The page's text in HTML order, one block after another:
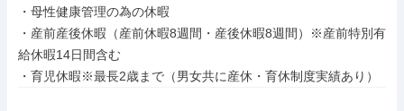
・母性健康管理の為の休暇
・産前産後休暇（産前休暇8週間・産後休暇8週間）※産前特別有
給休暇14日間含む
・育児休暇※最長2歳まで（男女共に産休・育休制度実績あり）